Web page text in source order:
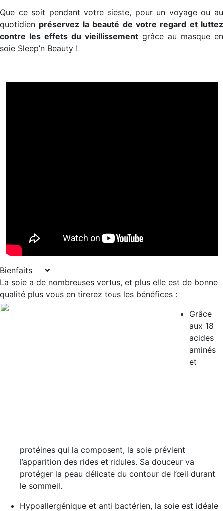
Que ce soit pendant votre sieste, pour un voyage ou au
quotidien préservez la beauté de votre regard et luttez
contre les effets du vieillissement grâce au masque en
soie Sleep’n Beauty !
Bienfaits
La soie a de nombreuses vertus, et plus elle est de bonne
qualité plus vous en tirerez tous les bénéfices :
Grâce
aux 18
acides
aminés
et
protéines qui la composent, la soie prévient
l’apparition des rides et ridules. Sa douceur va
protéger la peau délicate du contour de l’œil durant
le sommeil.
Hypoallergénique et anti bactérien, la soie est idéale